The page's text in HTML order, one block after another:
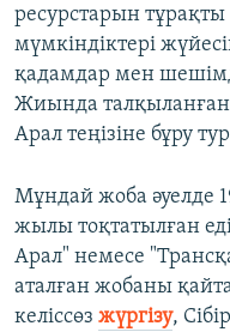
ресурстарын
мүмкіндіктері
қадамдар мен
Жиында талқыланған
Арал теңізіне бұру
Мұндай жоба әуелде
жылы тоқтатылған
Арал" немесе
аталған жобаны
келіссөз жүргізу,